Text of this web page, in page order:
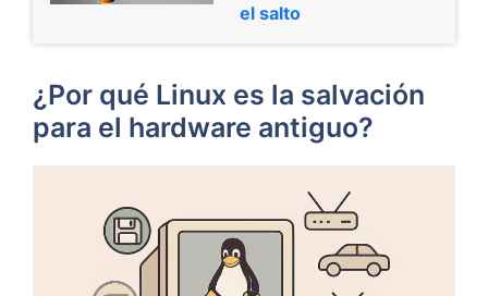
el salto
¿Por qué Linux es la salvación
para el hardware antiguo?